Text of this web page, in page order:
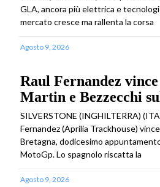
GLA, ancora più elettrica e
mercato cresce ma rallenta la corsa
Agosto 9, 2026
Raul Fernandez
Martin e Bezzecchi
SILVERSTONE (INGHILTERRA)
Fernandez (Aprilia Trackhouse)
Bretagna, dodicesimo
MotoGp. Lo spagnolo riscatta la
Agosto 9, 2026